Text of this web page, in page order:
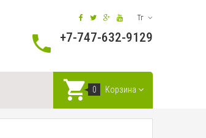
Тг
+7-747-632-9129
0 Корзина